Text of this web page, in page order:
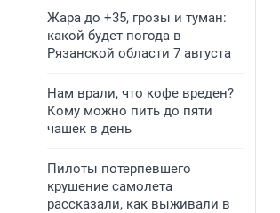
Жара до +35, грозы и туман:
какой будет погода в
Рязанской области 7 августа
Нам врали, что кофе вреден?
Кому можно пить до пяти
чашек в день
Пилоты потерпевшего
крушение самолета
рассказали, как выживали в